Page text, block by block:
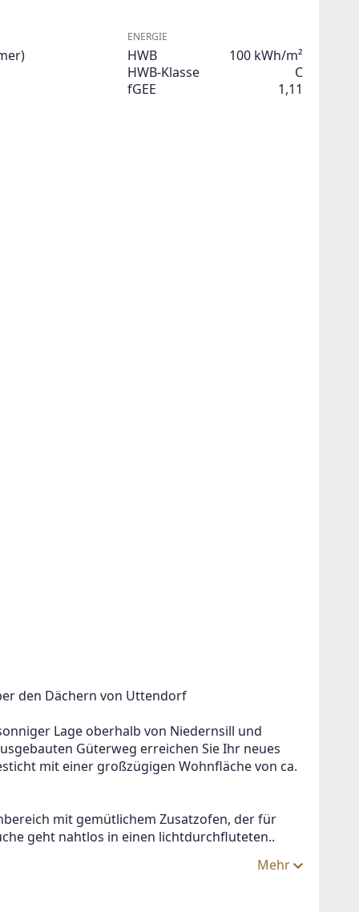
ENERGIE
HWB
100 kWh/m²
HWB-Klasse
C
fGEE
1,11
den Dächern von Uttendorf
Lage oberhalb von Niedernsill und
Güterweg erreichen Sie Ihr neues
mit einer großzügigen Wohnfläche von ca.
mit gemütlichem Zusatzofen, der für
geht nahtlos in einen lichtdurchfluteten..
Mehr